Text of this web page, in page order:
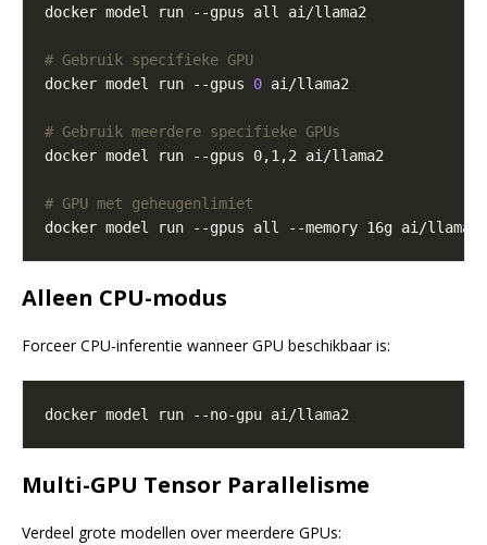
# Gebruik specifieke GPU
docker model run --gpus 0
# Gebruik meerdere specifieke GPUs
# GPU met geheugenlimiet
Alleen CPU-modus
Forceer CPU-inferentie wanneer GPU beschikbaar is:
Multi-GPU Tensor Parallelisme
Verdeel grote modellen over meerdere GPUs: